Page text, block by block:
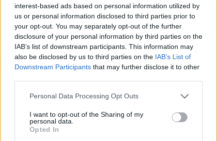
interest-based ads based on personal information utilized by
us or personal information disclosed to third parties prior to
your opt-out. You may separately opt-out of the further
disclosure of your personal information by third parties on the
IAB’s list of downstream participants. This information may
also be disclosed by us to third parties on the IAB’s List of
Downstream Participants that may further disclose it to other
Personal Data Processing Opt Outs
I want to opt-out of the Sharing of my
personal data.
Opted In